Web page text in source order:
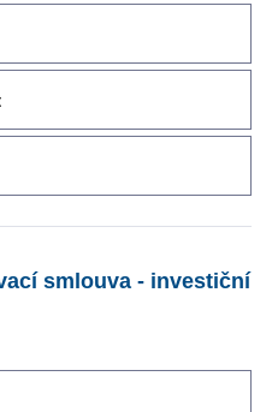
smlouva - investiční